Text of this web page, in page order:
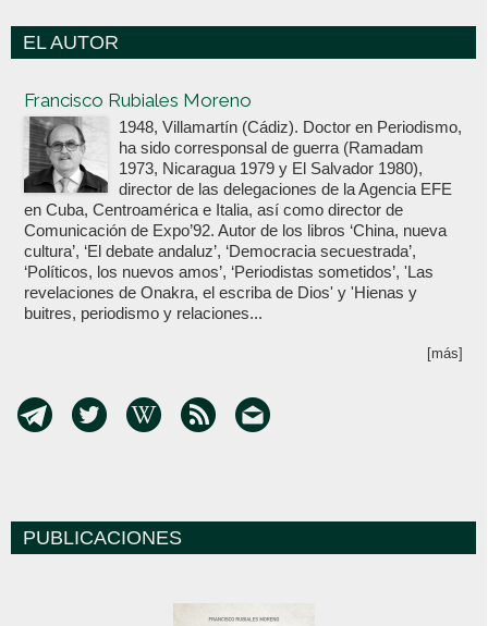
EL AUTOR
Francisco Rubiales Moreno
1948, Villamartín (Cádiz). Doctor en Periodismo,
ha sido corresponsal de guerra (Ramadam
1973, Nicaragua 1979 y El Salvador 1980),
director de las delegaciones de la Agencia EFE
en Cuba, Centroamérica e Italia, así como director de
Comunicación de Expo’92. Autor de los libros ‘China, nueva
cultura’, ‘El debate andaluz’, ‘Democracia secuestrada’,
‘Políticos, los nuevos amos’, ‘Periodistas sometidos’, 'Las
revelaciones de Onakra, el escriba de Dios' y 'Hienas y
buitres, periodismo y relaciones...
[más]
PUBLICACIONES